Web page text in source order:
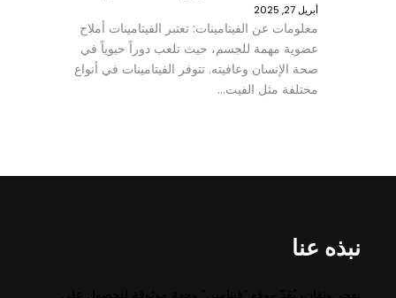
أبريل 27, 2025
معلومات عن الفيتامينات: تعتبر الفيتامينات أملاح
عضوية مهمة للجسم، حيث تلعب دوراً حيوياً في
صحة الإنسان وعافيته. تتوفر الفيتامينات في أنواع
مختلفة مثل الفيت…
نبذه عنا